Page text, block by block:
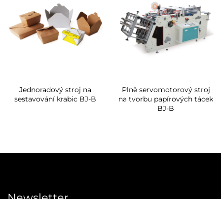
Jednoradový stroj na
sestavování krabic BJ-B
Plně servomotorový stroj
na tvorbu papírových tácek
BJ-B